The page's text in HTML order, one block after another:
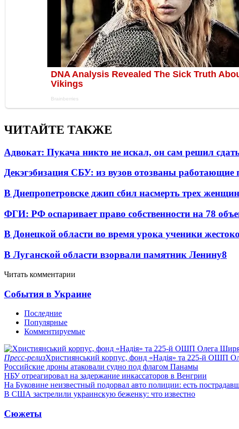
ЧИТАЙТЕ ТАКЖЕ
Адвокат: Пукача никто не искал, он сам решил
Декэгэбизация СБУ: из вузов отозваны
В Днепропетровске джип сбил насмерть трех
ФГИ: РФ оспаривает право собственности на 78
В Донецкой области во время урока ученики
В Луганской области взорвали памятник Ленину8
Читать комментарии
События в Украине
Последние
Популярные
Комментируемые
Пресс-релизХристиянський корпус, фонд «Надія» та 225-й ОШП
Российские дроны атаковали судно под флагом Панамы
НБУ отреагировал на задержание инкассаторов в Венгрии
На Буковине неизвестный подорвал авто полиции: есть
В США застрелили украинскую беженку: что известно
Сюжеты